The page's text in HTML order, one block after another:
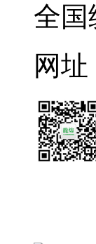
全国
网址